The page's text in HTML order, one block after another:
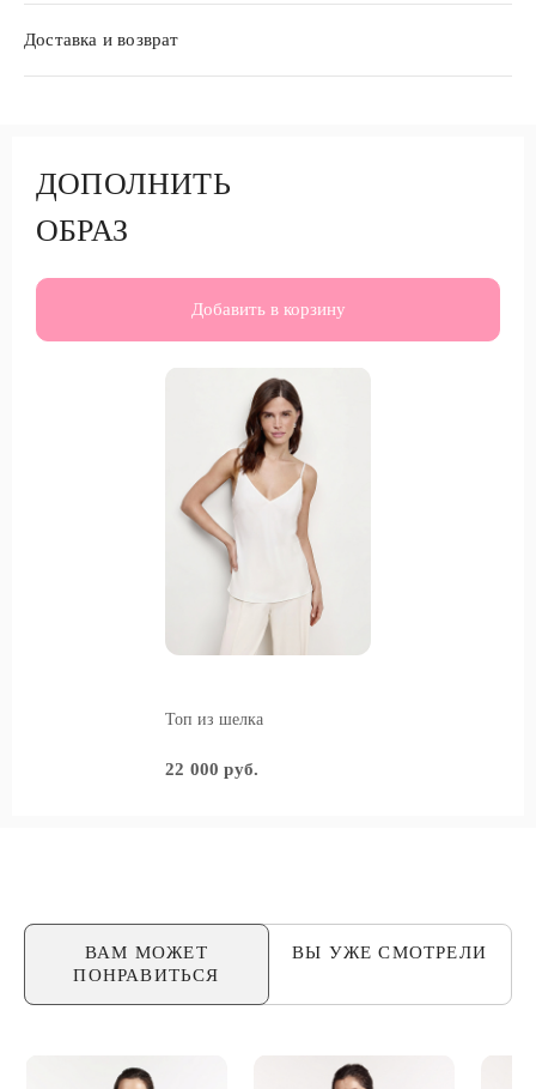
Доставка и возврат
ДОПОЛНИТЬ
ОБРАЗ
Добавить в корзину
Топ из шелка
22 000 руб.
ВАМ МОЖЕТ
ПОНРАВИТЬСЯ
ВЫ УЖЕСМОТРЕЛИ